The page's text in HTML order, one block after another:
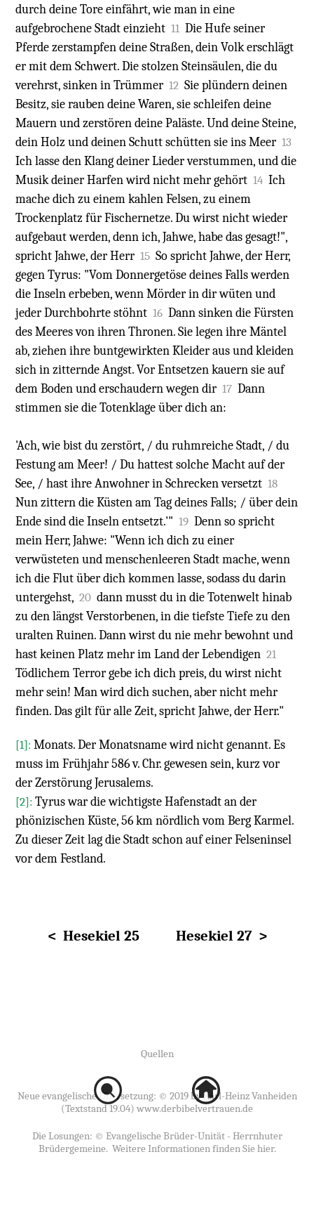
durch deine Tore einfährt, wie man in eine
aufgebrochene Stadt einzieht 11 Die Hufe seiner
Pferde zerstampfen deine Straßen, dein Volk erschlägt
er mit dem Schwert. Die stolzen Steinsäulen, die du
verehrst, sinken in Trümmer 12 Sie plündern deinen
Besitz, sie rauben deine Waren, sie schleifen deine
Mauern und zerstören deine Paläste. Und deine Steine,
dein Holz und deinen Schutt schütten sie ins Meer 13
Ich lasse den Klang deiner Lieder verstummen, und die
Musik deiner Harfen wird nicht mehr gehört 14 Ich
mache dich zu einem kahlen Felsen, zu einem
Trockenplatz für Fischernetze. Du wirst nicht wieder
aufgebaut werden, denn ich, Jahwe, habe das gesagt!",
spricht Jahwe, der Herr 15 So spricht Jahwe, der Herr,
gegen Tyrus: "Vom Donnergetöse deines Falls werden
die Inseln erbeben, wenn Mörder in dir wüten und
jeder Durchbohrte stöhnt 16 Dann sinken die Fürsten
des Meeres von ihren Thronen. Sie legen ihre Mäntel
ab, ziehen ihre buntgewirkten Kleider aus und kleiden
sich in zitternde Angst. Vor Entsetzen kauern sie auf
dem Boden und erschaudern wegen dir 17 Dann
stimmen sie die Totenklage über dich an:
'Ach, wie bist du zerstört, / du ruhmreiche Stadt, / du
Festung am Meer! / Du hattest solche Macht auf der
See, / hast ihre Anwohner in Schrecken versetzt 18
Nun zittern die Küsten am Tag deines Falls; / über dein
Ende sind die Inseln entsetzt.'" 19 Denn so spricht
mein Herr, Jahwe: "Wenn ich dich zu einer
verwüsteten und menschenleeren Stadt mache, wenn
ich die Flut über dich kommen lasse, sodass du darin
untergehst, 20 dann musst du in die Totenwelt hinab
zu den längst Verstorbenen, in die tiefste Tiefe zu den
uralten Ruinen. Dann wirst du nie mehr bewohnt und
hast keinen Platz mehr im Land der Lebendigen 21
Tödlichem Terror gebe ich dich preis, du wirst nicht
mehr sein! Man wird dich suchen, aber nicht mehr
finden. Das gilt für alle Zeit, spricht Jahwe, der Herr."
[1]:Monats. Der Monatsname wird nicht genannt. Es
muss im Frühjahr 586 v. Chr. gewesen sein, kurz vor
der Zerstörung Jerusalems.
[2]:Tyrus war die wichtigste Hafenstadt an der
phönizischen Küste, 56 km nördlich vom Berg Karmel.
Zu dieser Zeit lag die Stadt schon auf einer Felseninsel
vor dem Festland.
< Hesekiel 25 Hesekiel 27 >
Quellen
Neue evangelische Übersetzung: © 2019 by Karl-Heinz Vanheiden
(Textstand 19.04) www.derbibelvertrauen.de
Die Losungen: © Evangelische Brüder-Unität - Herrnhuter
Brüdergemeine. Weitere Informationen finden Sie hier.